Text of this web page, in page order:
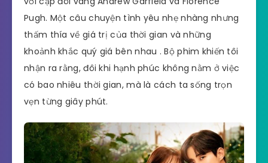
Pugh. Một câu chuyện tình yêu nhẹ nhàng nhưng
thấm thía về giá trị của thời gian và những
khoảnh khắc quý giá bên nhau . Bộ phim khiến tôi
nhận ra rằng, đôi khi hạnh phúc không nằm ở việc
có bao nhiêu thời gian, mà là cách ta sống trọn
vẹn từng giây phút.